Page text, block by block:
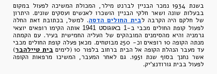
בשנת 1934 נמכר הבניין לברנט מילר, המכולת המשיכה לפעול במקום
בבעלות שונה ושאר חלקי הבניין הושכרו לאנשים ועסקים שונים. היתרון
של חלקם היה הקרבה לבית החולים הדסה. למשל, בכתובת זאת החלה
לפעול קופת החולים מכבי ב-1 באוגוסט 1941
אותה הקימו רופאים יוצאי
גרמניה והיא מהסימנים המובהקים של העליה החמישית בעיר. עם הקמתה
מנתה הקופה 10 רופאים וכ- 250 מבוטחים. מכאן פעלה קופת החולים מכבי
עד מעבר הנהלת הקופה אל הבית ברחוב בלפור 10 (לימים
בית טיילהבר)
אשר נחנך בסוף שנת 1951. גם לאחר המעבר, המשיכו מרפאות הקופה
לפעול בבית גורודנצ'יק.